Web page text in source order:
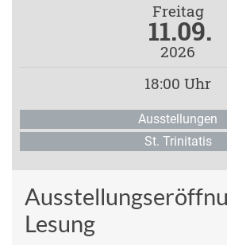
Freitag
11.09.
2026
18:00 Uhr
Ausstellungen
St. Trinitatis
Lesung